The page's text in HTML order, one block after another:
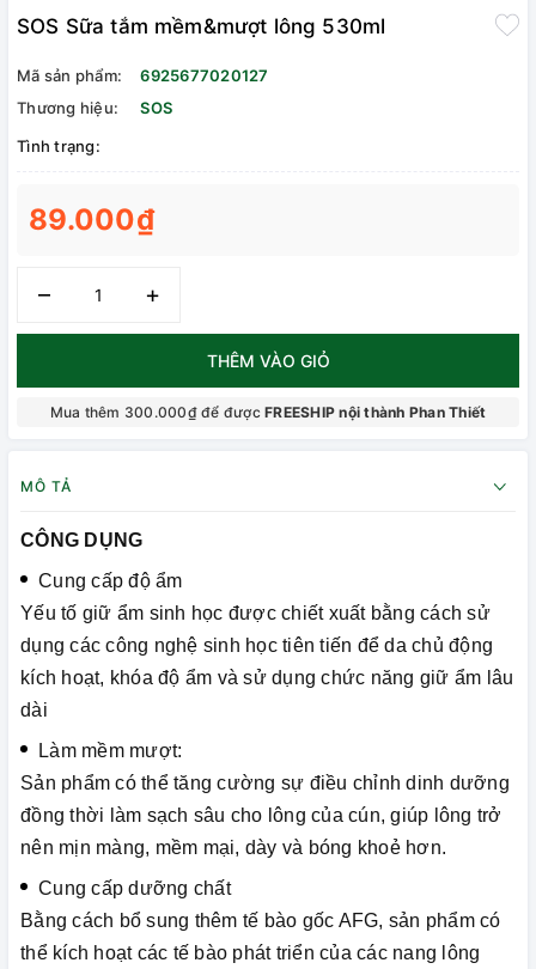
SOS Sữa tắm mềm&mượt lông 530ml
Mã sản phẩm:
6925677020127
Thương hiệu:
SOS
Tình trạng:
89.000₫
– +
THÊM VÀO GIỎ
Mua thêm 300.000₫ để đượcFREESHIP nội thành Phan Thiết
MÔ TẢ
CÔNG DỤNG
Cung cấp độ ẩm
Yếu tố giữ ẩm sinh học được chiết xuất bằng cách sử
dụng các công nghệ sinh học tiên tiến để da chủ động
kích hoạt, khóa độ ẩm và sử dụng chức năng giữ ẩm lâu
dài
Làm mềm mượt:
Sản phẩm có thể tăng cường sự điều chỉnh dinh dưỡng
đồng thời làm sạch sâu cho lông của cún, giúp lông trở
nên mịn màng, mềm mại, dày và bóng khoẻ hơn.
Cung cấp dưỡng chất
Bằng cách bổ sung thêm tế bào gốc AFG, sản phẩm có
thể kích hoạt các tế bào phát triển của các nang lông